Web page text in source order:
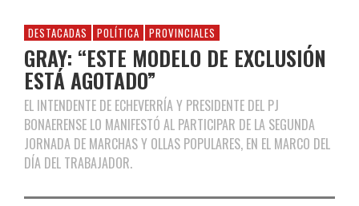
DESTACADAS POLÍTICA PROVINCIALES
GRAY: “ESTE MODELO DE EXCLUSIÓN
ESTÁ AGOTADO”
EL INTENDENTE DE ECHEVERRÍA Y PRESIDENTE DEL PJ
BONAERENSE LO MANIFESTÓ AL PARTICIPAR DE LA SEGUNDA
JORNADA DE MARCHAS Y OLLAS POPULARES, EN EL MARCO DEL
DÍA DEL TRABAJADOR.